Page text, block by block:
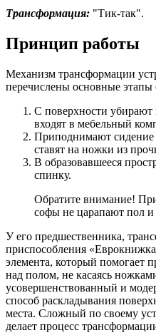
Трансформация: "Тик-так".
Принцип работы
Механизм трансформации
перечислены основные этапы
С поверхности
входят в мебельный
Приподнимают сидение
ставят на ножки из
В образовавшееся
спинку.
Обратите внимание!
софы не царапают пол и
У его предшественника,
приспособления
элемента, который помогает
над полом, не касаясь
усовершенствованный и
способ раскладывания
места. Сложный по своему
делает процесс